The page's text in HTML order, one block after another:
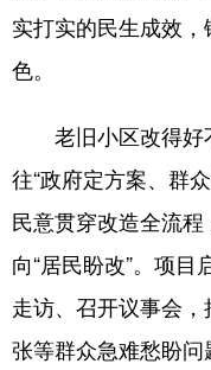
山东
陕西
新疆 内
多语种频道
English
实打实的民生成效
色。
老旧小区改得好
往“政府定方案、群
民意贯穿改造全流程
向“居民盼改”。项
走访、召开议事会
张等群众急难愁盼问